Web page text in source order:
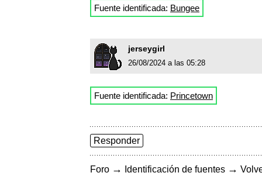
Fuente identificada: Bungee
jerseygirl
26/08/2024 a las 05:28
Fuente identificada: Princetown
Responder
Foro → Identificación de fuentes →